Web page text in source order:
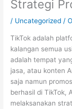
Strategi
/ Uncategorized /
TikTok adalah
kalangan semua
adalah tempat
jasa, atau konten
saja namun
berhasil di TikTok,
melaksanakan